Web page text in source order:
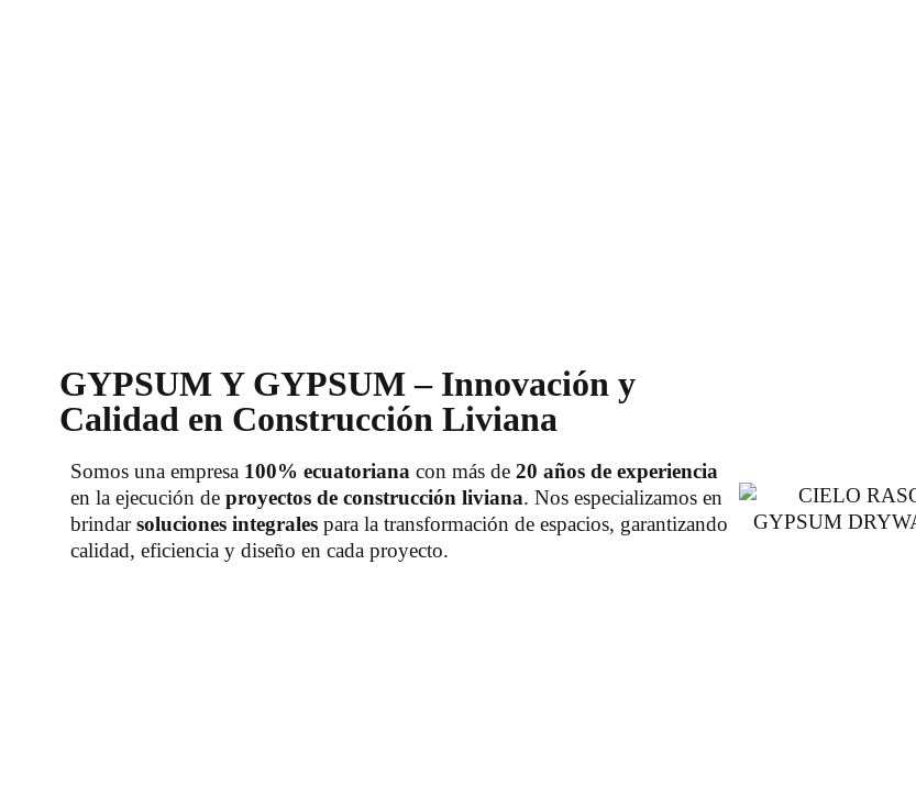
GYPSUM Y GYPSUM – Innovación y
Calidad en Construcción Liviana
Somos una empresa 100% ecuatoriana con más de 20 años de experiencia
en la ejecución de proyectos de construcción liviana. Nos especializamos en
brindarsoluciones integralespara la transformación de espacios, garantizando
calidad, eficiencia y diseño en cada proyecto.